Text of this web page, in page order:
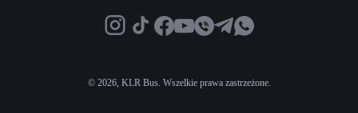
© 2026, KLR Bus. Wszelkie prawa zastrzeżone.